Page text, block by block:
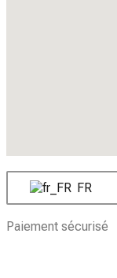
FR
Paiement sécurisé